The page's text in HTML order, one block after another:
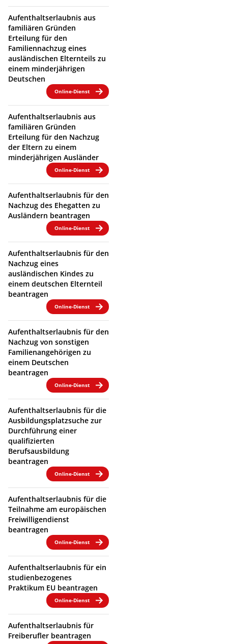
Aufenthaltserlaubnis aus
familiären Gründen
Erteilung für den
Familiennachzug eines
ausländischen Elternteils zu
einem minderjährigen
Deutschen
Online-Dienst
Aufenthaltserlaubnis aus
familiären Gründen
Erteilung für den Nachzug
der Eltern zu einem
minderjährigen Ausländer
Online-Dienst
Aufenthaltserlaubnis für den
Nachzug des Ehegatten zu
Ausländern beantragen
Online-Dienst
Aufenthaltserlaubnis für den
Nachzug eines
ausländischen Kindes zu
einem deutschen Elternteil
beantragen
Online-Dienst
Aufenthaltserlaubnis für den
Nachzug von sonstigen
Familienangehörigen zu
einem Deutschen
beantragen
Online-Dienst
Aufenthaltserlaubnis für die
Ausbildungsplatzsuche zur
Durchführung einer
qualifizierten
Berufsausbildung
beantragen
Online-Dienst
Aufenthaltserlaubnis für die
Teilnahme am europäischen
Freiwilligendienst
beantragen
Online-Dienst
Aufenthaltserlaubnis für ein
studienbezogenes
Praktikum EU beantragen
Online-Dienst
Aufenthaltserlaubnis für
Freiberufler beantragen